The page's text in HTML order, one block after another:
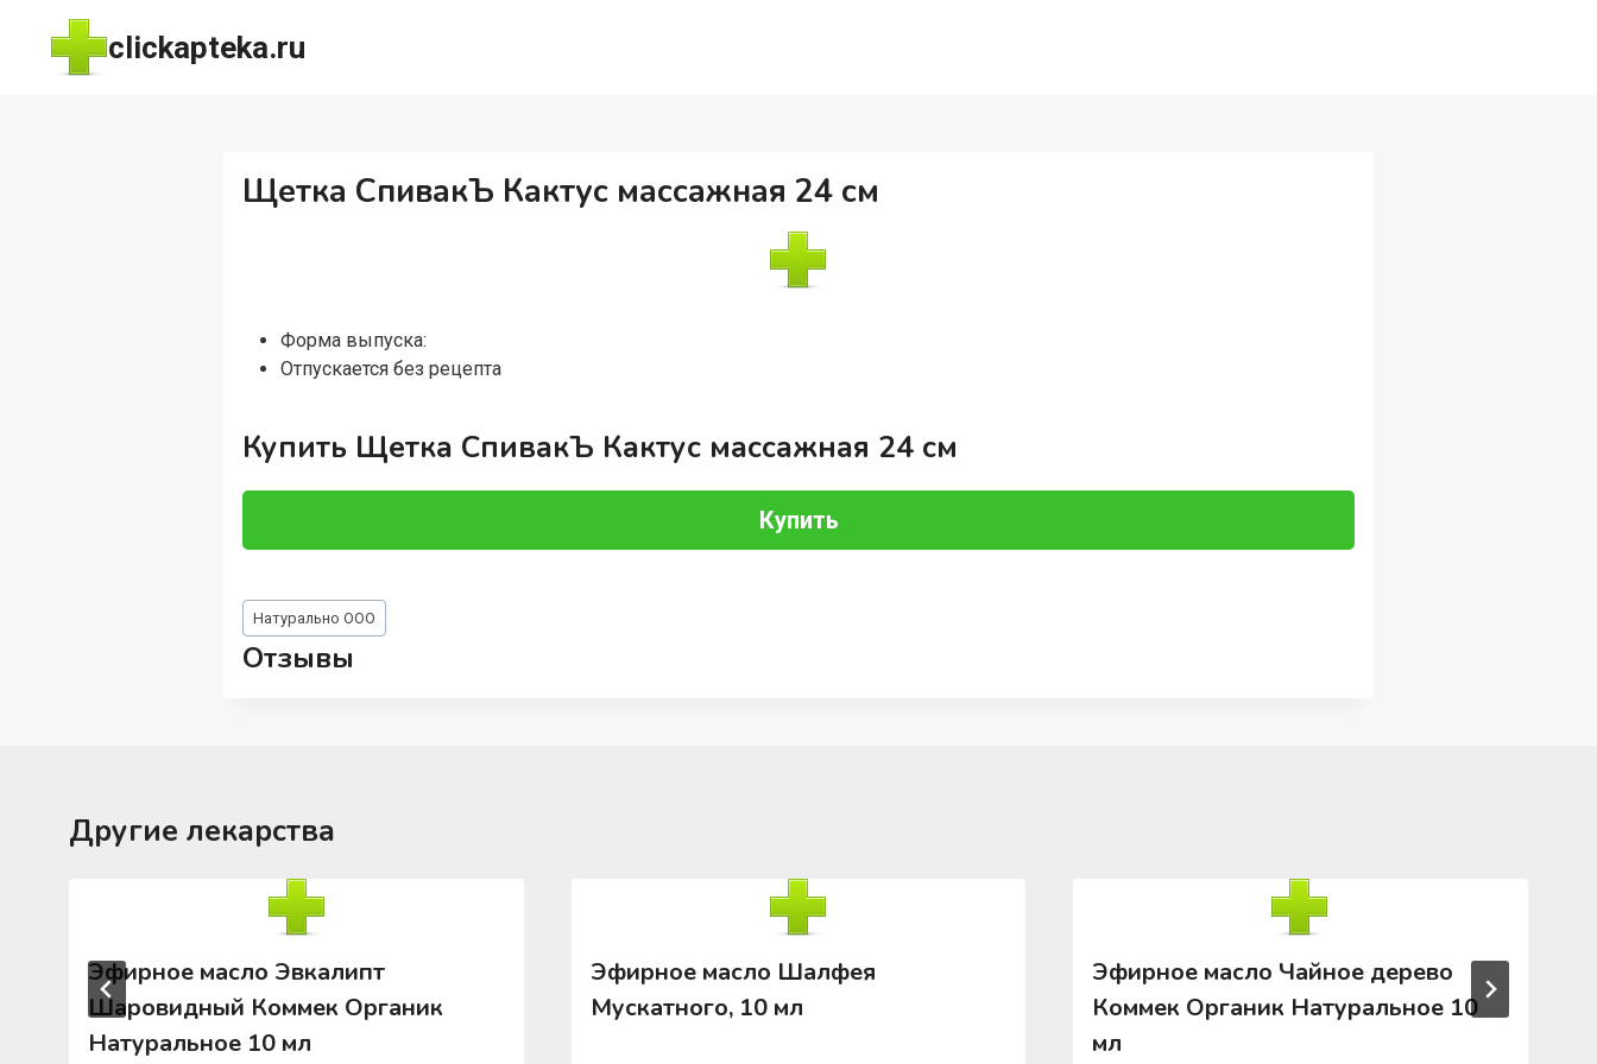
Перейти
содержимому
clickapteka.ru
Щетка СпивакЪ Кактус массажная 24 см
Форма выпуска:
Отпускается без рецепта
Купить Щетка СпивакЪ Кактус массажная 24 см
Купить
Метки
записи:
Натурально ООО
Отзывы
Другие лекарства
Эфирное масло Эвкалипт
Шаровидный Коммек Органик
Натуральное 10 мл
Эфирное масло Шалфея
Мускатного, 10 мл
Эфирное масло Чайное дерево
Коммек Органик Натуральное 10
мл